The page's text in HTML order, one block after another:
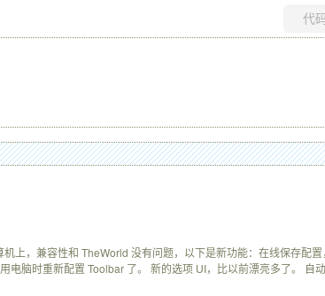
上，兼容性和 TheWorld 没有问题，以下是新功能：在线保存配
脑时重新配置 Toolbar 了。 新的选项 UI，比以前漂亮多了。 自